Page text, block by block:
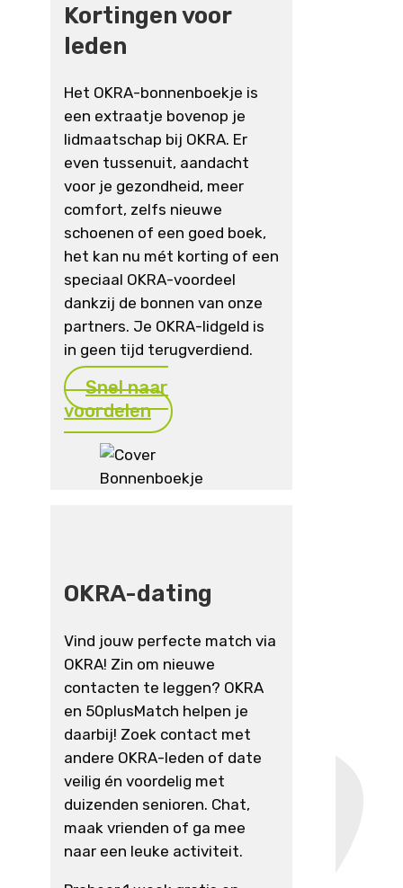
Kortingen voor
leden
Het OKRA-bonnenboekje is
een extraatje bovenop je
lidmaatschap bij OKRA. Er
even tussenuit, aandacht
voor je gezondheid, meer
comfort, zelfs nieuwe
schoenen of een goed boek,
het kan nu mét korting of een
speciaal OKRA-voordeel
dankzij de bonnen van onze
partners. Je OKRA-lidgeld is
in geen tijd terugverdiend.
Snel naar
voordelen
OKRA-dating
Vind jouw perfecte match via
OKRA! Zin om nieuwe
contacten te leggen? OKRA
en 50plusMatch helpen je
daarbij! Zoek contact met
andere OKRA-leden of date
veilig én voordelig met
duizenden senioren. Chat,
maak vrienden of ga mee
naar een leuke activiteit.